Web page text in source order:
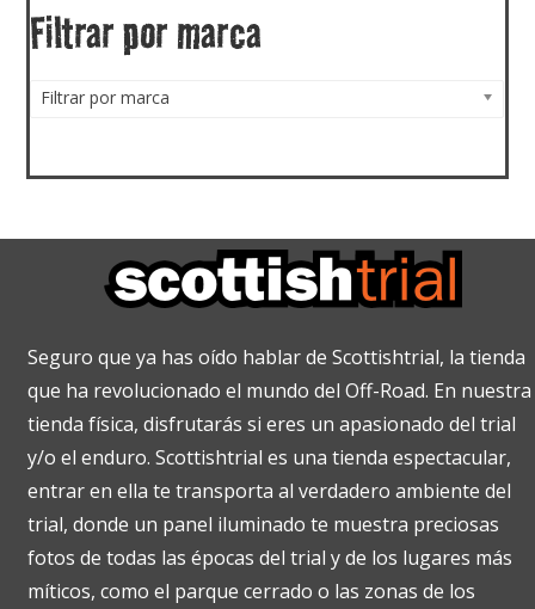
Filtrar por marca
Filtrar por marca
Seguro que ya has oído hablar de Scottishtrial, la tienda
que ha revolucionado el mundo del Off-Road. En nuestra
tienda física, disfrutarás si eres un apasionado del trial
y/o el enduro. Scottishtrial es una tienda espectacular,
entrar en ella te transporta al verdadero ambiente del
trial, donde un panel iluminado te muestra preciosas
fotos de todas las épocas del trial y de los lugares más
míticos, como el parque cerrado o las zonas de los